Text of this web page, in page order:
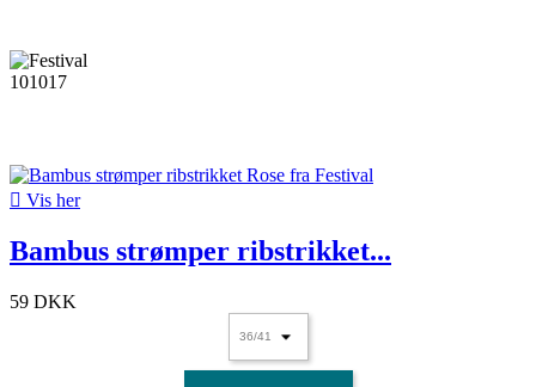
 Vis her
Bambus strømper ribstrikket...
59 DKK